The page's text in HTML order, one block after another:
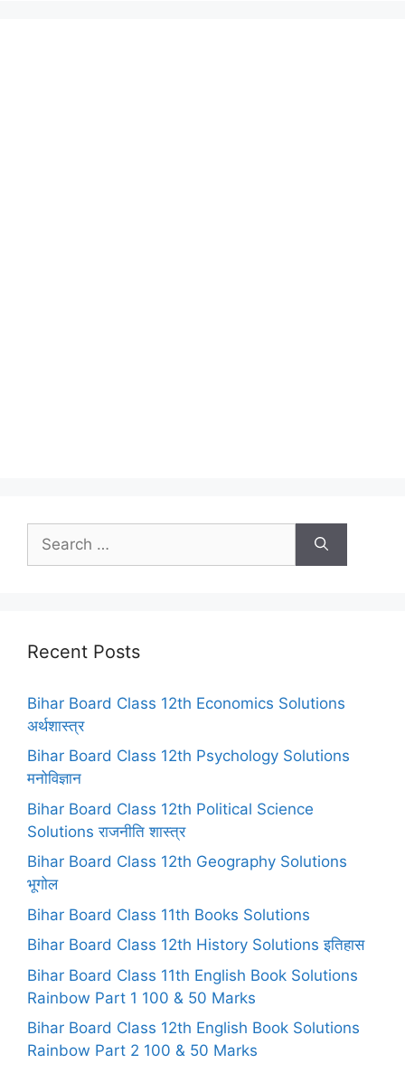
for:
Recent Posts
Bihar Board Class 12th Economics Solutions
अर्थशास्त्र
Bihar Board Class 12th Psychology Solutions
मनोविज्ञान
Bihar Board Class 12th Political Science
Solutions राजनीति शास्त्र
Bihar Board Class 12th Geography Solutions
भूगोल
Bihar Board Class 11th Books Solutions
Bihar Board Class 12th History Solutions इतिहास
Bihar Board Class 11th English Book Solutions
Rainbow Part 1 100 & 50 Marks
Bihar Board Class 12th English Book Solutions
Rainbow Part 2 100 & 50 Marks